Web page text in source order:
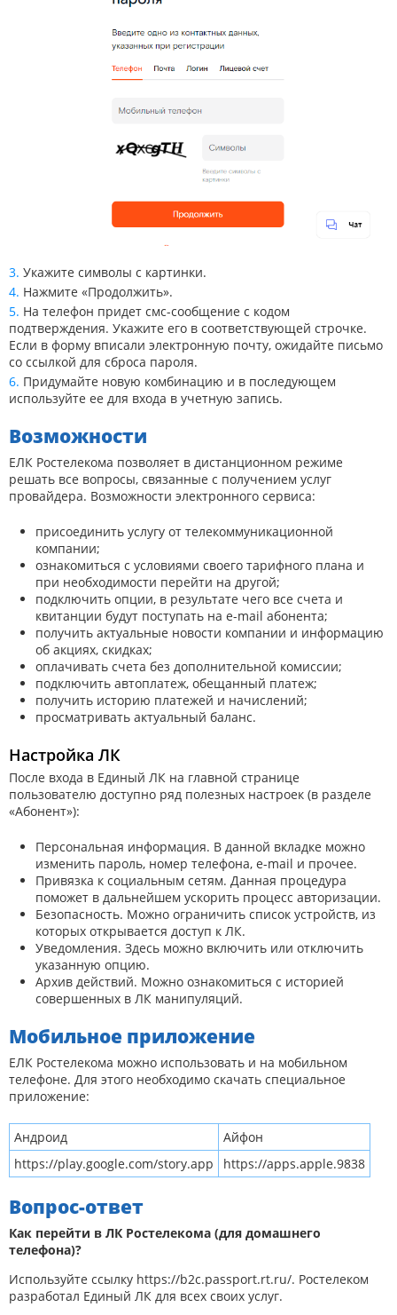
Укажите символы с картинки.
Нажмите «Продолжить».
На телефон придет смс-сообщение с кодом
подтверждения. Укажите его в соответствующей строчке.
Если в форму вписали электронную почту, ожидайте письмо
со ссылкой для сброса пароля.
Придумайте новую комбинацию и в последующем
используйте ее для входа в учетную запись.
Возможности
ЕЛК Ростелекома позволяет в дистанционном режиме
решать все вопросы, связанные с получением услуг
провайдера. Возможности электронного сервиса:
присоединить услугу от телекоммуникационной
компании;
ознакомиться с условиями своего тарифного плана и
при необходимости перейти на другой;
подключить опции, в результате чего все счета и
квитанции будут поступать на e-mail абонента;
получить актуальные новости компании и информацию
об акциях, скидках;
оплачивать счета без дополнительной комиссии;
подключить автоплатеж, обещанный платеж;
получить историю платежей и начислений;
просматривать актуальный баланс.
Настройка ЛК
После входа в Единый ЛК на главной странице
пользователю доступно ряд полезных настроек (в разделе
«Абонент»):
Персональная информация. В данной вкладке можно
изменить пароль, номер телефона, e-mail и прочее.
Привязка к социальным сетям. Данная процедура
поможет в дальнейшем ускорить процесс авторизации.
Безопасность. Можно ограничить список устройств, из
которых открывается доступ к ЛК.
Уведомления. Здесь можно включить или отключить
указанную опцию.
Архив действий. Можно ознакомиться с историей
совершенных в ЛК манипуляций.
Мобильное приложение
ЕЛК Ростелекома можно использовать и на мобильном
телефоне. Для этого необходимо скачать специальное
приложение:
Андроид
Айфон
https://play.google.com/story.app
https://apps.apple.9838
Вопрос-ответ
Как перейти в ЛК Ростелекома (для домашнего
телефона)?
Используйте ссылку https://b2c.passport.rt.ru/. Ростелеком
разработал Единый ЛК для всех своих услуг.